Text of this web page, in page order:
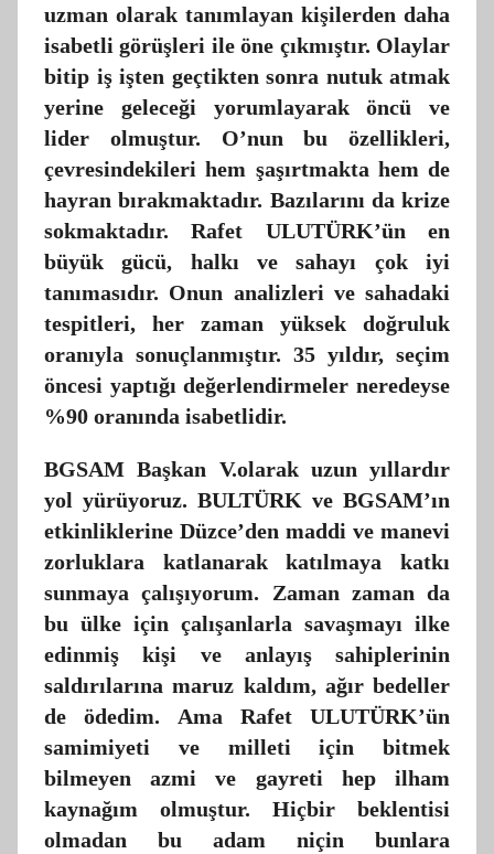
uzman olarak tanımlayan kişilerden daha
isabetli görüşleri ile öne çıkmıştır. Olaylar
bitip iş işten geçtikten sonra nutuk atmak
yerine geleceği yorumlayarak öncü ve
lider olmuştur. O’nun bu özellikleri,
çevresindekileri hem şaşırtmakta hem de
hayran bırakmaktadır. Bazılarını da krize
sokmaktadır. Rafet ULUTÜRK’ün en
büyük gücü, halkı ve sahayı çok iyi
tanımasıdır. Onun analizleri ve sahadaki
tespitleri, her zaman yüksek doğruluk
oranıyla sonuçlanmıştır. 35 yıldır, seçim
öncesi yaptığı değerlendirmeler neredeyse
%90 oranında isabetlidir.
BGSAM Başkan V.olarak uzun yıllardır
yol yürüyoruz. BULTÜRK ve BGSAM’ın
etkinliklerine Düzce’den maddi ve manevi
zorluklara katlanarak katılmaya katkı
sunmaya çalışıyorum. Zaman zaman da
bu ülke için çalışanlarla savaşmayı ilke
edinmiş kişi ve anlayış sahiplerinin
saldırılarına maruz kaldım, ağır bedeller
de ödedim. Ama Rafet ULUTÜRK’ün
samimiyeti ve milleti için bitmek
bilmeyen azmi ve gayreti hep ilham
kaynağım olmuştur. Hiçbir beklentisi
olmadan bu adam niçin bunlara